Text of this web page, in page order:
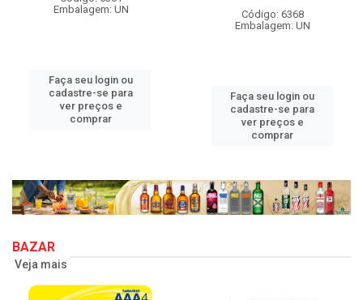
Embalagem: UN
Faça seu login ou
cadastre-se para
ver preços e
comprar
Código: 6368
Embalagem: UN
Faça seu login ou
cadastre-se para
ver preços e
comprar
BAZAR
Veja mais